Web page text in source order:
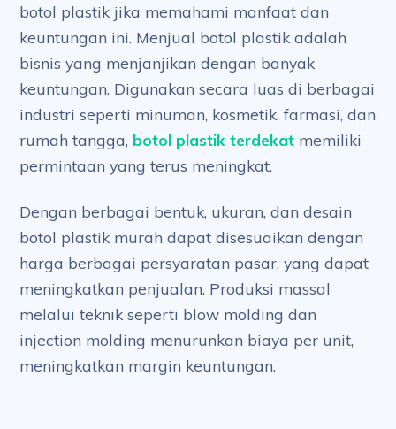
botol plastik jika memahami manfaat dan
keuntungan ini. Menjual botol plastik adalah
bisnis yang menjanjikan dengan banyak
keuntungan. Digunakan secara luas di berbagai
industri seperti minuman, kosmetik, farmasi, dan
rumah tangga, botol plastik terdekat memiliki
permintaan yang terus meningkat.
Dengan berbagai bentuk, ukuran, dan desain
botol plastik murah dapat disesuaikan dengan
harga berbagai persyaratan pasar, yang dapat
meningkatkan penjualan. Produksi massal
melalui teknik seperti blow molding dan
injection molding menurunkan biaya per unit,
meningkatkan margin keuntungan.